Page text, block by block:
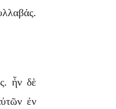
ἦν δὲ
ἐν